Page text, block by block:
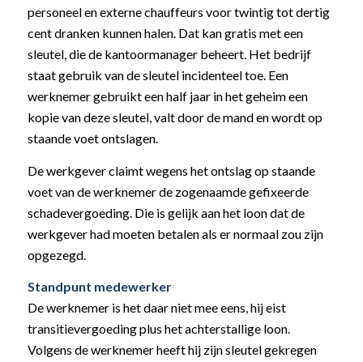
personeel en externe chauffeurs voor twintig tot dertig
cent dranken kunnen halen. Dat kan gratis met een
sleutel, die de kantoormanager beheert. Het bedrijf
staat gebruik van de sleutel incidenteel toe. Een
werknemer gebruikt een half jaar in het geheim een
kopie van deze sleutel, valt door de mand en wordt op
staande voet ontslagen.
De werkgever claimt wegens het ontslag op staande
voet van de werknemer de zogenaamde gefixeerde
schadevergoeding. Die is gelijk aan het loon dat de
werkgever had moeten betalen als er normaal zou zijn
opgezegd.
Standpunt medewerker
De werknemer is het daar niet mee eens, hij eist
transitievergoeding plus het achterstallige loon.
Volgens de werknemer heeft hij zijn sleutel gekregen